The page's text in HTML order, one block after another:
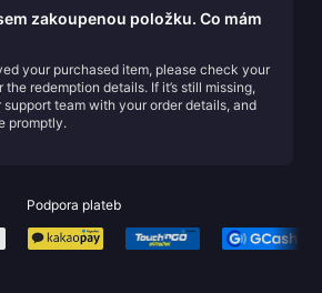
zakoupenou položku. Co mám
your purchased item, please check your
redemption details. If it’s still missing,
team with your order details, and
promptly.
Podpora plateb